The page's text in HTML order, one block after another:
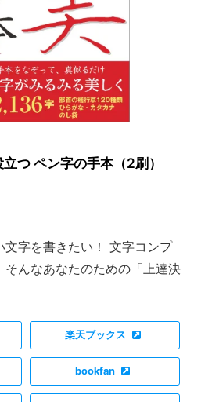
つ ペン字の手本（2刷）
文字を書きたい！ 文字コンプ
そんなあなたのための「上達決
楽天ブックス
bookfan